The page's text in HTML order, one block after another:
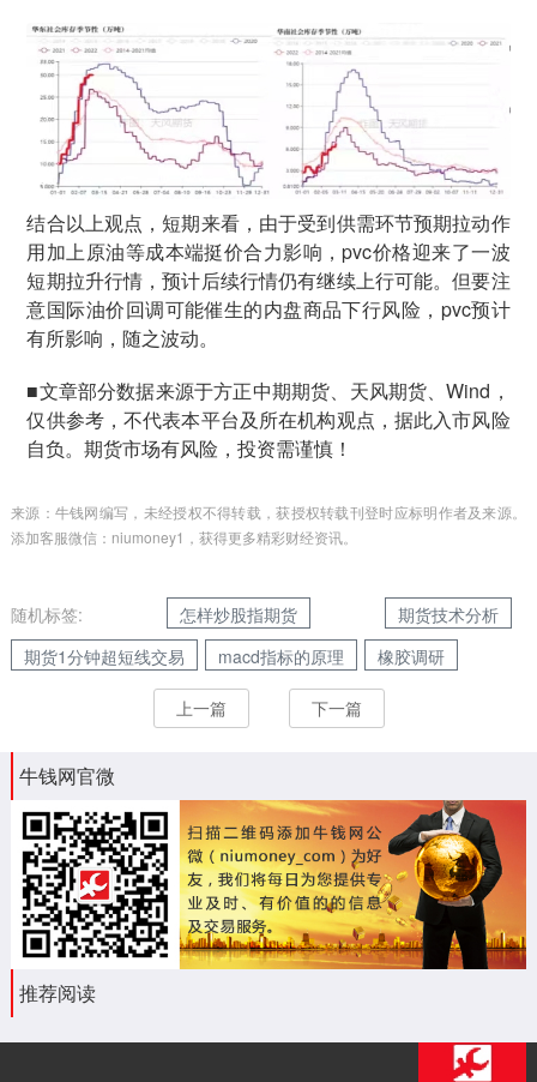
结合以上观点，短期来看，由于受到供需环节预期拉动作
用加上原油等成本端挺价合力影响，pvc价格迎来了一波
短期拉升行情，预计后续行情仍有继续上行可能。但要注
意国际油价回调可能催生的内盘商品下行风险，pvc预计
有所影响，随之波动。
■文章部分数据来源于方正中期期货、天风期货、Wind，
仅供参考，不代表本平台及所在机构观点，据此入市风险
自负。期货市场有风险，投资需谨慎！
来源：牛钱网编写，未经授权不得转载，获授权转载刊登时应标明作者及来源。
添加客服微信：niumoney1，获得更多精彩财经资讯。
随机标签: 怎样炒股指期货
期货技术分析
期货1分钟超短线交易
macd指标的原理 橡胶调研
上一篇 下一篇
牛钱网官微
推荐阅读